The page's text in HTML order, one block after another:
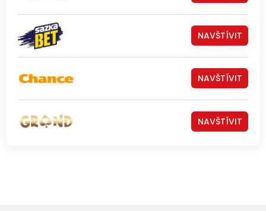
NAVŠTÍVIT
NAVŠTÍVIT
NAVŠTÍVIT